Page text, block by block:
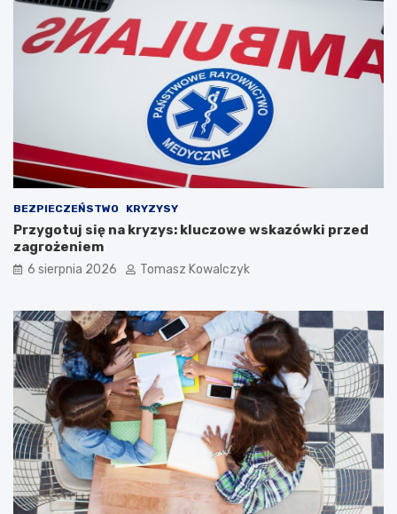
BEZPIECZEŃSTWO KRYZYSY
Przygotuj się na kryzys: kluczowe wskazówki przed
zagrożeniem
6 sierpnia 2026 Tomasz Kowalczyk